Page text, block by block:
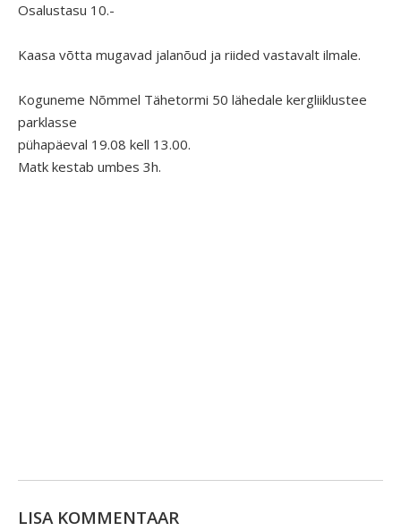
Osalustasu 10.-
Kaasa võtta mugavad jalanõud ja riided vastavalt ilmale.
Koguneme Nõmmel Tähetormi 50 lähedale kergliiklustee
parklasse
pühapäeval 19.08 kell 13.00.
Matk kestab umbes 3h.
LISA KOMMENTAAR